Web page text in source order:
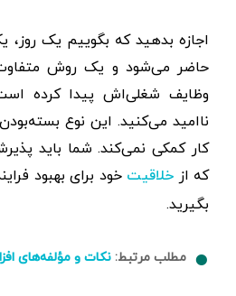
اجازه بدهید که بگوییم یک روز،
حاضر می‌شود و یک روش متفاوت
وظایف شغلی‌اش پیدا کرده
ناامید می‌کنید. این نوع
کار کمکی نمی‌کند. شما باید
که از خلاقیت خود برای بهبود
بگیرید.
مطلب مرتبط: نکات و مؤلفه‌های